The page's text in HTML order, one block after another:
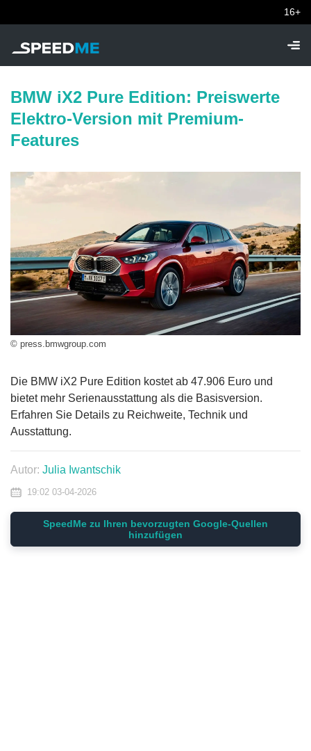
16+
BMW iX2 Pure Edition: Preiswerte
Elektro-Version mit Premium-
Features
© press.bmwgroup.com
Die BMW iX2 Pure Edition kostet ab 47.906 Euro und
bietet mehr Serienausstattung als die Basisversion.
Erfahren Sie Details zu Reichweite, Technik und
Ausstattung.
Autor: Julia Iwantschik
19:02 03-04-2026
SpeedMe zu Ihren bevorzugten Google-Quellen
hinzufügen